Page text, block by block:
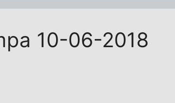
10-06-2018